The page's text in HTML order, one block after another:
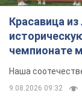
Красавица
чемпионате
Видео
Наша
9.08.2026 09:32